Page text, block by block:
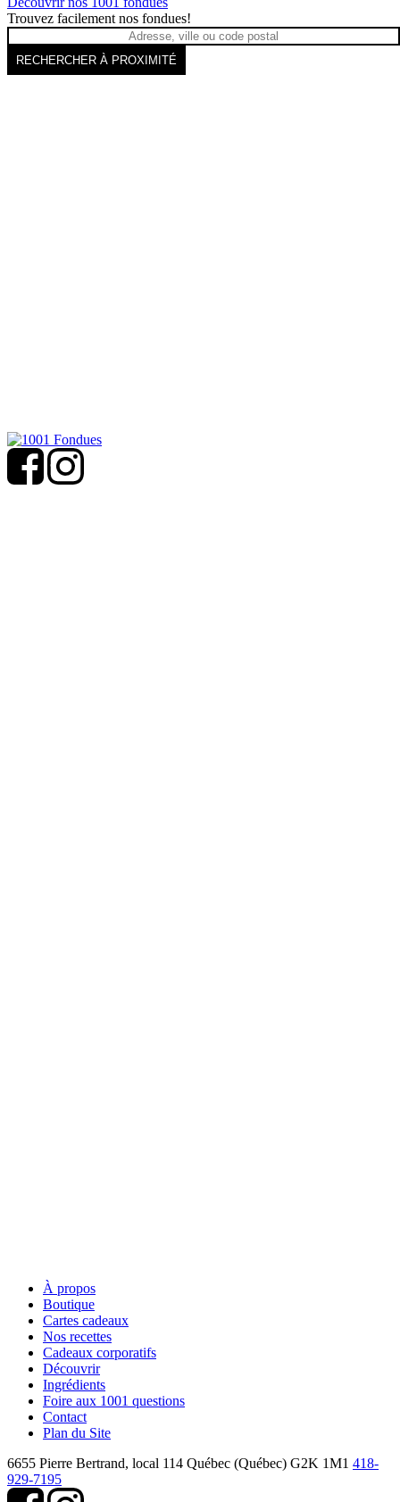
Trouvez facilement nos fondues!
À propos
Boutique
Cartes cadeaux
Nos recettes
Cadeaux corporatifs
Découvrir
Ingrédients
Foire aux 1001 questions
Contact
Plan du Site
6655 Pierre Bertrand, local 114 Québec (Québec) G2K 1M1 418-
929-7195